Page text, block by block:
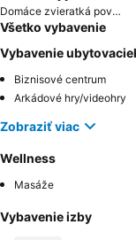
Domáce zvieratká povolené
Všetko vybavenie
Vybavenie
Biznisové centrum
Arkádové hry/videohry
Zobraziť viac
Wellness
Masáže
Vybavenie izby